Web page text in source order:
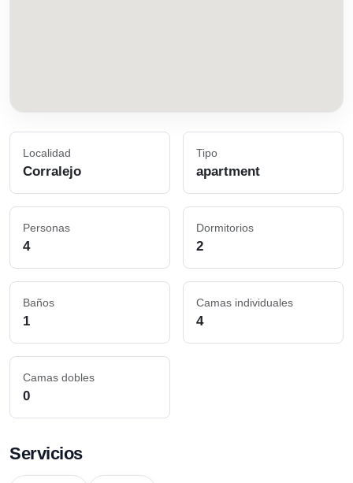
Localidad
Corralejo
Tipo
apartment
Personas
4
Dormitorios
2
Baños
1
Camas individuales
4
Camas dobles
0
Servicios